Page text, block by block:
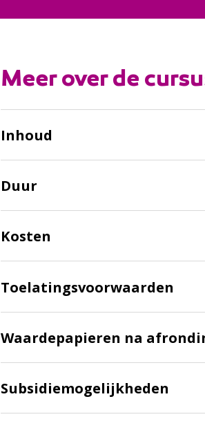
Meer over de
Inhoud
Duur
Kosten
Toelatingsvoorwaarden
Waardepapieren na
Subsidiemogelijkheden